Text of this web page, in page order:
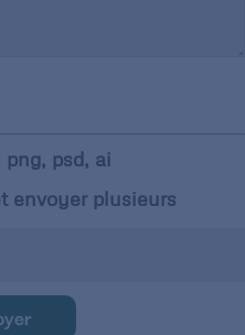
png, psd, ai
envoyer plusieurs